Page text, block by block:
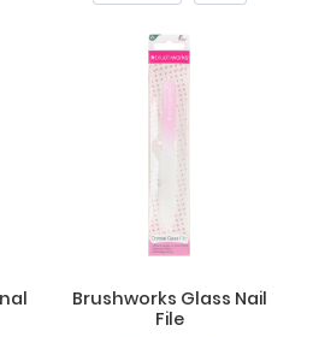
Brushworks Glass Nail
File